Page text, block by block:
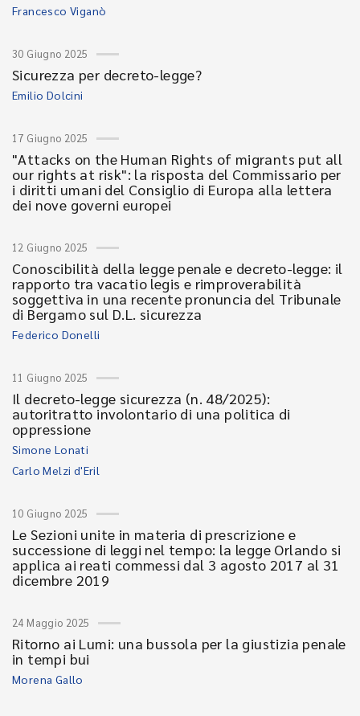
Francesco Viganò
30 Giugno 2025
Sicurezza per decreto-legge?
Emilio Dolcini
17 Giugno 2025
"Attacks on the Human Rights of migrants put all
our rights at risk": la risposta del Commissario per
i diritti umani del Consiglio di Europa alla lettera
dei nove governi europei
12 Giugno 2025
Conoscibilità della legge penale e decreto-legge: il
rapporto tra vacatio legis e rimproverabilità
soggettiva in una recente pronuncia del Tribunale
di Bergamo sul D.L. sicurezza
Federico Donelli
11 Giugno 2025
Il decreto-legge sicurezza (n. 48/2025):
autoritratto involontario di una politica di
oppressione
Simone Lonati
Carlo Melzi d'Eril
10 Giugno 2025
Le Sezioni unite in materia di prescrizione e
successione di leggi nel tempo: la legge Orlando si
applica ai reati commessi dal 3 agosto 2017 al 31
dicembre 2019
24 Maggio 2025
Ritorno ai Lumi: una bussola per la giustizia penale
in tempi bui
Morena Gallo